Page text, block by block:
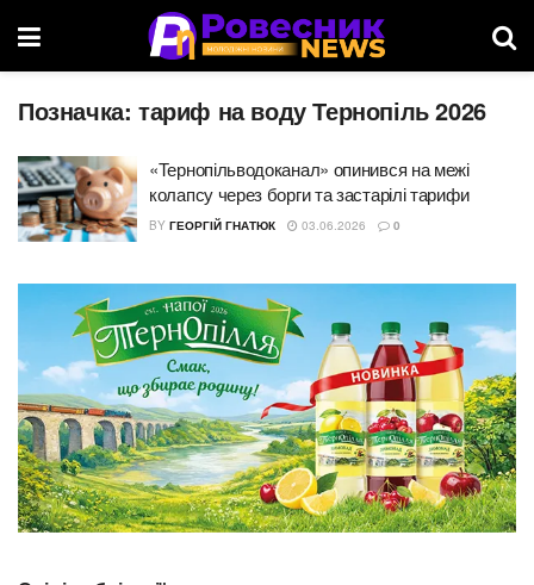
Позначка: тариф на воду Тернопіль 2026
«Тернопільводоканал» опинився на межі
колапсу через борги та застарілі тарифи
BY ГЕОРГІЙ ГНАТЮК 03.06.2026 0